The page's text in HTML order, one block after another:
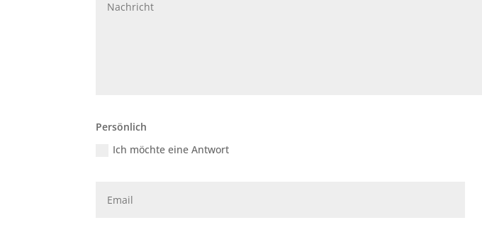
Persönlich
Ich möchte eine Antwort